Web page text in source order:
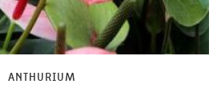
ANTHURIUM